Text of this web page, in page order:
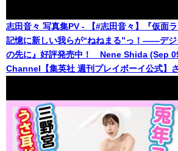
志田音々 写真集PV - 【#志田音々】『仮面
記憶に新しい我らが“ねねまる”っ！――デジ
の先に』好評発売中！ Nene Shida (Sep
Channel【集英社 週刊プレイボーイ公式】